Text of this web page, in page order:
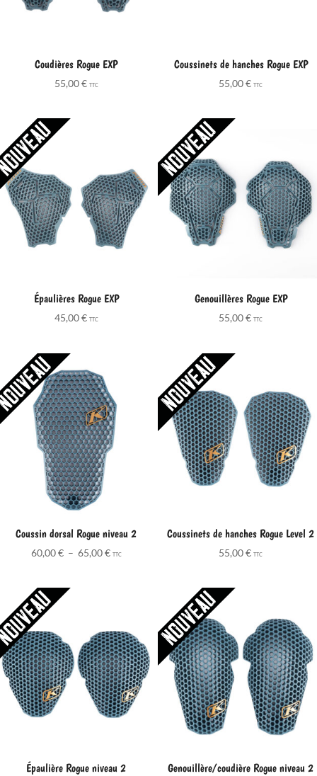
Coudières Rogue EXP
55,00€ TTC
Coussinets de hanches Rogue EXP
55,00€ TTC
Épaulières Rogue EXP
45,00€ TTC
Genouillères Rogue EXP
55,00€ TTC
Coussin dorsal Rogue niveau 2
60,00€ – 65,00€Plage
65,00 €
TTC
Coussinets de hanches Rogue Level 2
55,00€ TTC
Épaulière Rogue niveau 2 Genouillère/coudière Rogue niveau 2